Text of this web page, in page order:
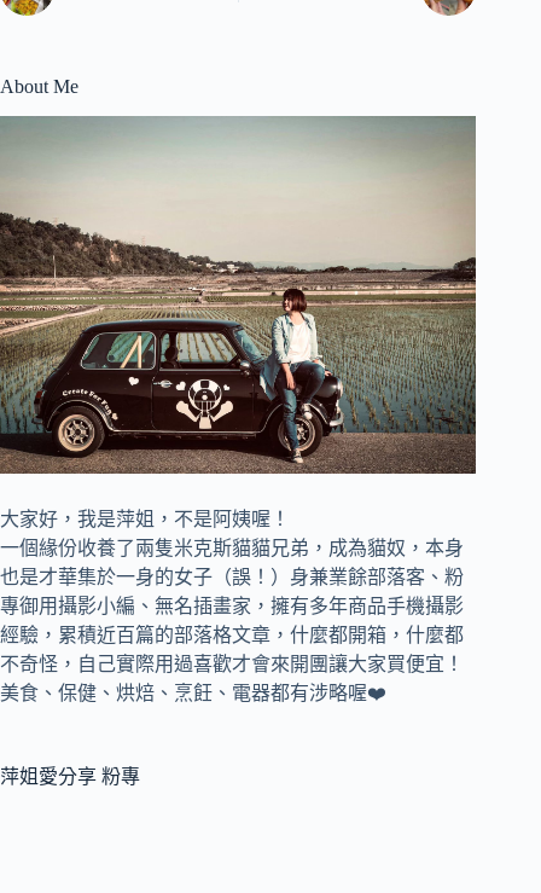
About Me
大家好，我是萍姐，不是阿姨喔！
一個緣份收養了兩隻米克斯貓貓兄弟，成為貓奴， 本身
也是才華集於一身的女子（誤！）身兼業餘部落客、 粉
專御用攝影小編、 無名插畫家， 擁有多年商品手機攝影
經驗，累積近百篇的部落格文章， 什麼都開箱，什麼都
不奇怪，自己實際用過喜歡才會來開團讓大家買便宜！
美食、保健、烘焙、烹飪、電器都有涉略喔❤️
萍姐愛分享 粉專